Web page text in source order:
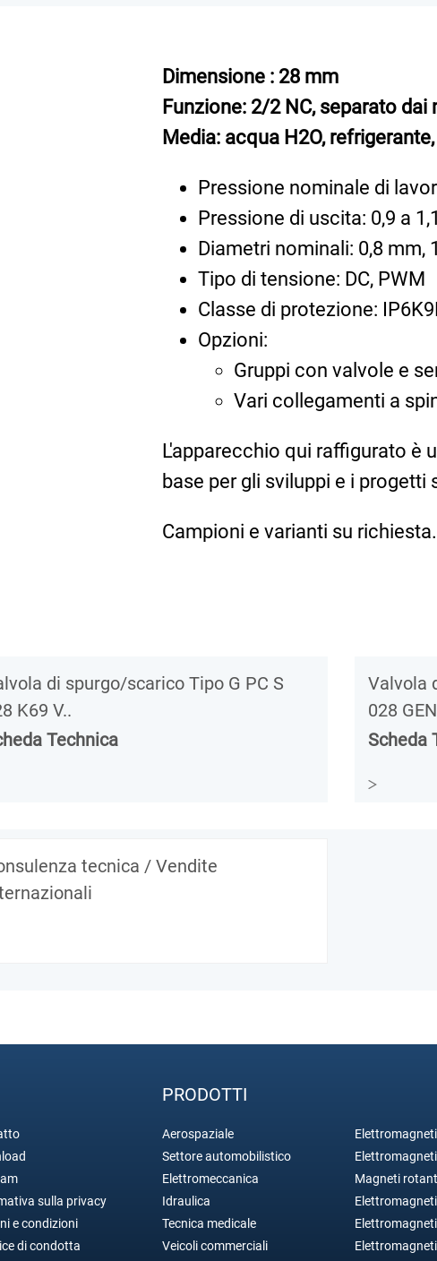
Dimensione : 28 mm
Funzione: 2/2 NC, separato dai
Media: acqua H2O,
Pressione nominale di
Pressione di uscita: 0,9 a
Diametri nominali: 0,8 mm,
Tipo di tensione: DC, PWM
Classe di protezione:
Opzioni:
Gruppi con valvole e
Vari collegamenti a
L'apparecchio qui raffigurato è
base per gli sviluppi e i progetti
Campioni e varianti su richiesta.
di spurgo/scarico Tipo G PC S
K69 V..
Technica
Valvola
028
Scheda
tecnica / Vendite
sulla privacy
e condizioni
di condotta
PRODOTTI
Aerospaziale
Settore automobilistico
Elettromeccanica
Idraulica
Tecnica medicale
Veicoli commerciali
Magneti